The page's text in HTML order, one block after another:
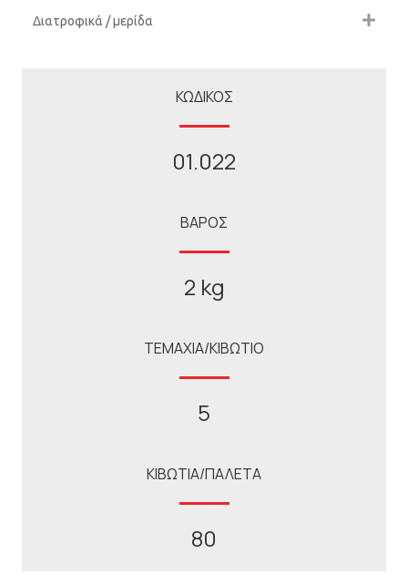
Διατροφικά / μερίδα
ΚΩΔΙΚΟΣ
01.022
ΒΑΡΟΣ
2 kg
ΤΕΜΑΧΙΑ/ΚΙΒΩΤΙΟ
5
ΚΙΒΩΤΙΑ/ΠΑΛΕΤΑ
80